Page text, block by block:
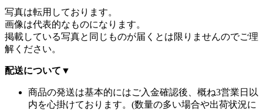
写真は転用しております。
画像は代表的なものになります。
掲載している写真と同じものが届くとは限りませんのでご理
解ください。
配送について ▼
商品の発送は基本的にはご入金確認後、概ね3営業日以
内を心掛けております。(数量の多い場合や出荷状況に